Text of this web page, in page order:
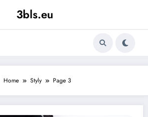
3bls.eu
Home Styly Page 3